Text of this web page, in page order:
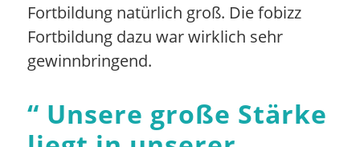
Fortbildung natürlich groß. Die fobizz
Fortbildung dazu war wirklich sehr
gewinnbringend.
“ Unsere große Stärke